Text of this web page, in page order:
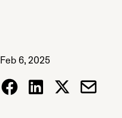
Feb 6, 2025